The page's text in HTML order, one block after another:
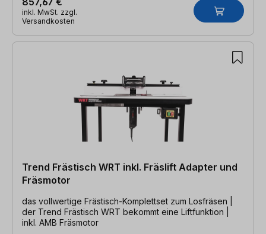
inkl. MwSt. zzgl.
Versandkosten
Trend Frästisch WRT inkl. Fräslift Adapter und
Fräsmotor
das vollwertige Frästisch-Komplettset zum Losfräsen |
der Trend Frästisch WRT bekommt eine Liftfunktion |
inkl. AMB Fräsmotor